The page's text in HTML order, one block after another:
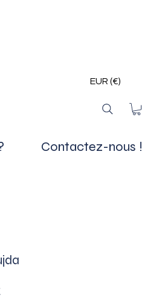
EUR (€)
Contactez-nous !
Prix